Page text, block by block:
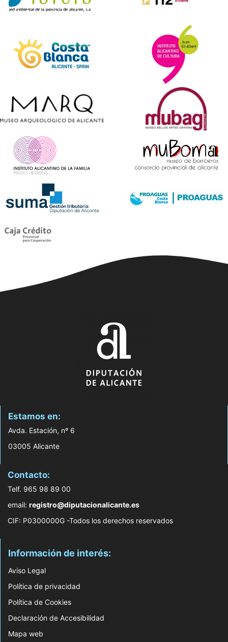
Estamos en:
Avda. Estación, nº 6
03005 Alicante
Contacto:
Telf. 965 98 89 00
email: registro@diputacionalicante.es
CIF: P0300000G -Todos los derechos reservados
Información de interés:
Aviso Legal
Política de privacidad
Política de Cookies
Declaración de Accesibilidad
Mapa web